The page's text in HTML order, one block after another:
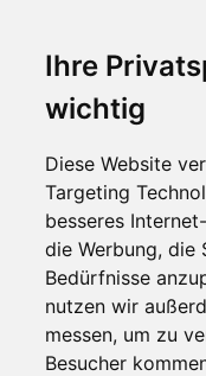
Ihre
wichtig
Diese Website
Targeting
besseres
die Werbung, die
Bedürfnisse
nutzen wir
messen, um zu
Besucher